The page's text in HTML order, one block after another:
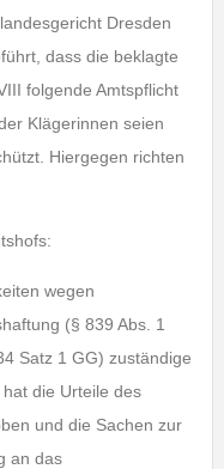
Dresden
dass die beklagte
folgende Amtspflicht
Klägerinnen seien
Hiergegen richten
wegen
(§ 839 Abs. 1
Satz 1 GG) zuständige
die Urteile des
und die Sachen zur
an das